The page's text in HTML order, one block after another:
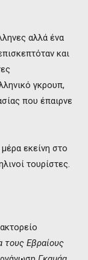
αλλά ένα
και
γκρουπ,
που έπαιρνε
εκείνη στο
τουρίστες.
τους Εβραίους